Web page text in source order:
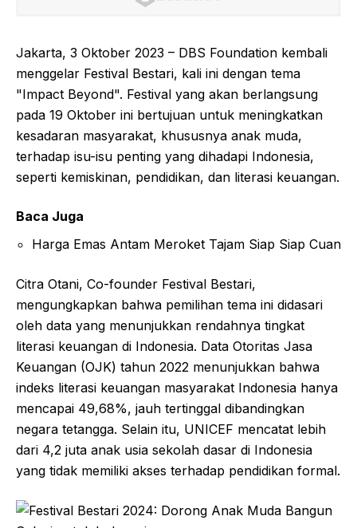
Jakarta, 3 Oktober 2023 – DBS Foundation kembali
menggelar Festival Bestari, kali ini dengan tema
"Impact Beyond". Festival yang akan berlangsung
pada 19 Oktober ini bertujuan untuk meningkatkan
kesadaran masyarakat, khususnya anak muda,
terhadap isu-isu penting yang dihadapi Indonesia,
seperti kemiskinan, pendidikan, dan literasi keuangan.
Baca Juga
Harga Emas Antam Meroket Tajam Siap Siap Cuan
Citra Otani, Co-founder Festival Bestari,
mengungkapkan bahwa pemilihan tema ini didasari
oleh data yang menunjukkan rendahnya tingkat
literasi keuangan di Indonesia. Data Otoritas Jasa
Keuangan (OJK) tahun 2022 menunjukkan bahwa
indeks literasi keuangan masyarakat Indonesia hanya
mencapai 49,68%, jauh tertinggal dibandingkan
negara tetangga. Selain itu, UNICEF mencatat lebih
dari 4,2 juta anak usia sekolah dasar di Indonesia
yang tidak memiliki akses terhadap pendidikan formal.